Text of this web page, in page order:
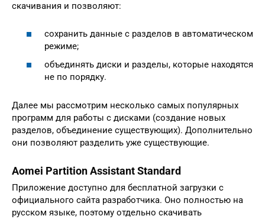
скачивания и позволяют:
сохранить данные с разделов в автоматическом
режиме;
объединять диски и разделы, которые находятся
не по порядку.
Далее мы рассмотрим несколько самых популярных
программ для работы с дисками (создание новых
разделов, объединение существующих). Дополнительно
они позволяют разделить уже существующие.
Aomei Partition Assistant Standard
Приложение доступно для бесплатной загрузки с
официального сайта разработчика. Оно полностью на
русском языке, поэтому отдельно скачивать